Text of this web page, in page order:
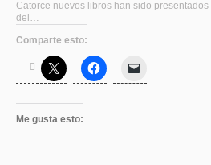
Catorce nuevos libros han sido
del…
Comparte esto:
Me gusta esto: